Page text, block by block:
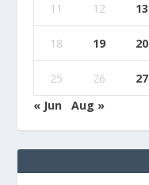
11 12 13
18 19 20
25 26 27
« Jun
Aug »